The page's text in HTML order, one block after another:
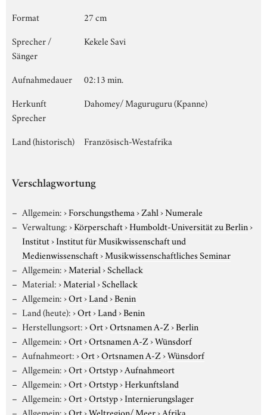
Format
27 cm
Sprecher /
Sänger
Kekele Savi
Aufnahmedauer
02:13 min.
Herkunft
Sprecher
Dahomey/ Maguruguru (Kpanne)
Land (historisch) Französisch-Westafrika
Verschlagwortung
Allgemein:›Forschungsthema›Zahl›Numerale
Verwaltung:›Körperschaft›Humboldt-Universität zu Berlin›
Institut›Institut für Musikwissenschaft und
Medienwissenschaft›Musikwissenschaftliches Seminar
Allgemein:›Material›Schellack
Material:›Material›Schellack
Allgemein:›Ort›Land›Benin
Land (heute):›Ort›Land›Benin
Herstellungsort:›Ort›Ortsnamen A-Z›Berlin
Allgemein:›Ort›Ortsnamen A-Z›Wünsdorf
Aufnahmeort:›Ort›Ortsnamen A-Z›Wünsdorf
Allgemein:›Ort›Ortstyp›Aufnahmeort
Allgemein:›Ort›Ortstyp›Herkunftsland
Allgemein:›Ort›Ortstyp›Internierungslager
Allgemein:›Ort›Weltregion/ Meer›Afrika